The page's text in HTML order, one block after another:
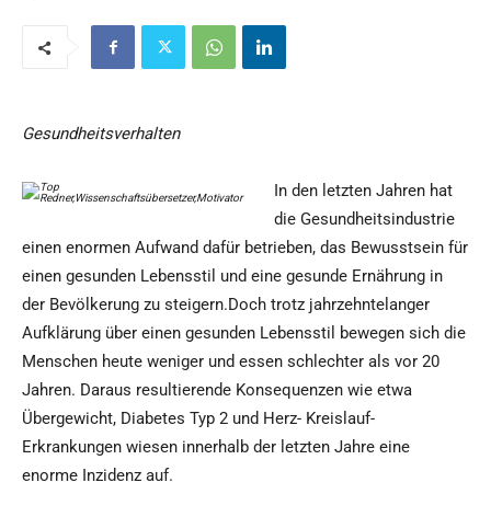
Gesundheitsverhalten
In den letzten Jahren hat
die Gesundheitsindustrie
einen enormen Aufwand dafür betrieben, das Bewusstsein für
einen gesunden Lebensstil und eine gesunde Ernährung in
der Bevölkerung zu steigern.Doch trotz jahrzehntelanger
Aufklärung über einen gesunden Lebensstil bewegen sich die
Menschen heute weniger und essen schlechter als vor 20
Jahren. Daraus resultierende Konsequenzen wie etwa
Übergewicht, Diabetes Typ 2 und Herz- Kreislauf-
Erkrankungen wiesen innerhalb der letzten Jahre eine
enorme Inzidenz auf.